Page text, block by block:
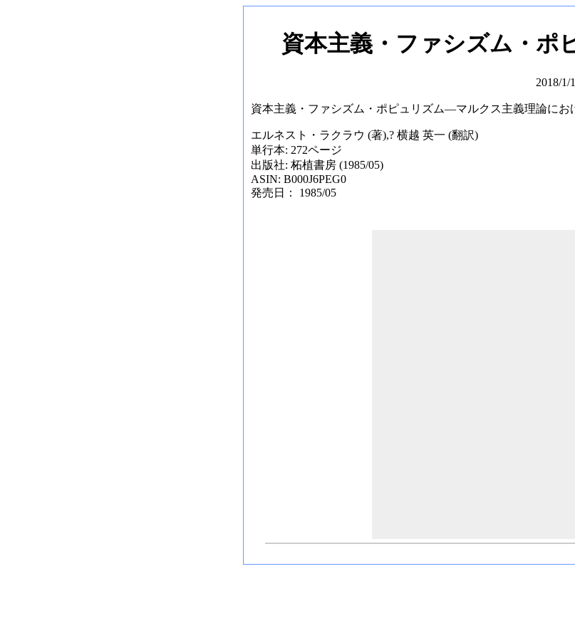
資本主義・ファシズム・ポ
2018/1/
資本主義・ファシズム・ポピュリズム―マルクス主義理論にお
エルネスト・ラクラウ (著),? 横越 英一 (翻訳)
単行本: 272ページ
出版社: 柘植書房 (1985/05)
ASIN: B000J6PEG0
発売日： 1985/05